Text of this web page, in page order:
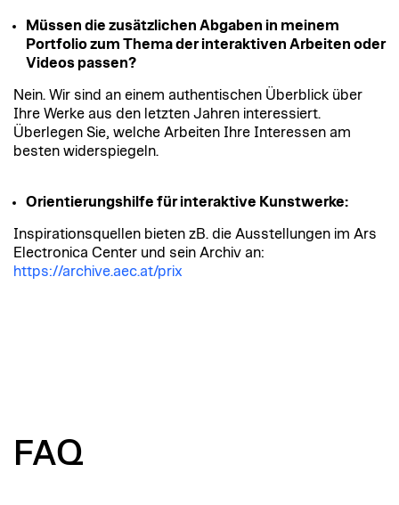
Müssen die zusätzlichen Abgaben in meinem
Portfolio zum Thema der interaktiven Arbeiten oder
Videos passen?
Nein. Wir sind an einem authentischen Überblick über
Ihre Werke aus den letzten Jahren interessiert.
Überlegen Sie, welche Arbeiten Ihre Interessen am
besten widerspiegeln.
Orientierungshilfe für interaktive Kunstwerke:
Inspirationsquellen bieten zB. die Ausstellungen im Ars
Electronica Center und sein Archiv an:
https://archive.aec.at/prix
FAQ